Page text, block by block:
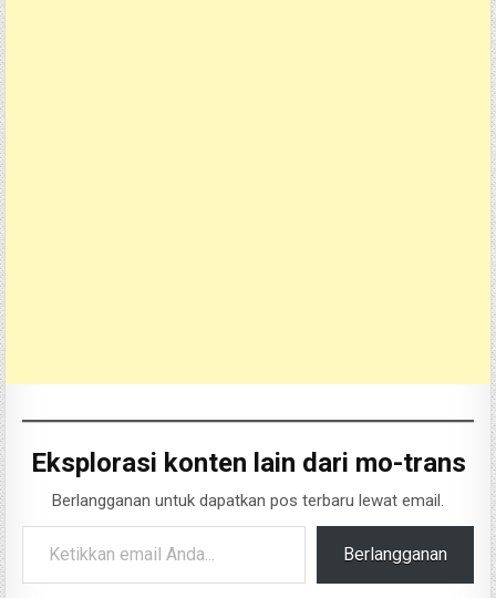
Eksplorasi konten lain dari mo-trans
Berlangganan untuk dapatkan pos terbaru lewat email.
Ketikkan email Anda...
Berlangganan